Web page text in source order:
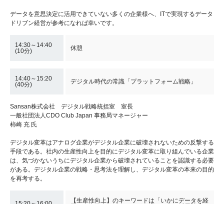
データを意思決定に活用できていない多くの企業様へ、ITで実現するデータ
ドリブン経営が参考になれば幸いです。
14:30～14:40
(10分)
休憩
14:40～15:20
(40分)
デジタル時代の常識「プラットフォーム戦略」
Sansan株式会社 デジタル戦略統括室 室長
一般社団法人CDO Club Japan 事務局マネージャー
柿崎 充 氏
デジタル変革はアナログ企業がデジタル企業に破壊されないための反撃する
手段である。社内の生産性向上を目的にデジタル変革に取り組んでいる企業
は、気づかないうちにデジタル企業から破壊されていることを認識する必要
がある。デジタル企業の戦略・思考法を理解し、デジタル変革の本来の目的
を再考する。
【生産性向上】のキーワードは「いかにデータを経